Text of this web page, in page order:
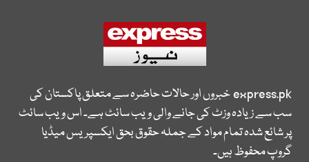
express.pkخبروں اور حالات حاضرہ سے متعلق پاکستان کی
سب سے زیادہ وزٹ کی جانے والی ویب سائٹ ہے۔ اس ویب سائٹ
پر شائع شدہ تمام مواد کے جملہ حقوق بحق ایکسپریس میڈیا
گروپ محفوظ ہیں۔